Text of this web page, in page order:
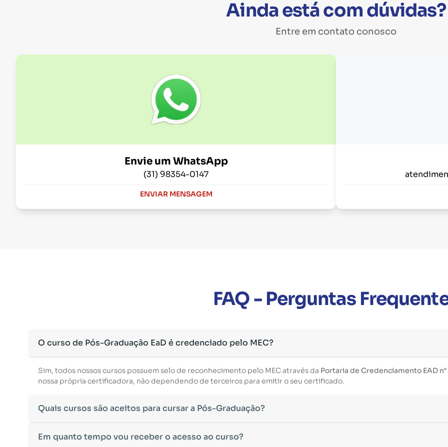
Ainda está com dúvidas?
Entre em contato conosco
Envie um WhatsApp
(31) 98354-0147
ENVIAR MENSAGEM
FAQ - Perguntas
O curso de Pós-Graduação EaD é credenciado pelo MEC?
Sim, todos nossos cursos possuem selo de reconhecimento pelo MEC através da Portaria de Credenciamento EAD
nossa própria certificadora, não dependendo de terceiros para emitir o seu certificado.
Quais cursos são aceitos para cursar a Pós-Graduação?
Para ingressar em um curso de pós-graduação, é necessário ter concluído uma graduação reconhecida pelo MEC.
Em quanto tempo vou receber o acesso ao curso?